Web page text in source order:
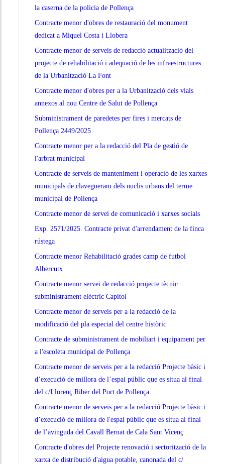
la caserna de la policia de Pollença
Contracte menor d'obres de restauració del monument
dedicat a Miquel Costa i Llobera
Contracte menor de serveis de redacció actualització del
projecte de rehabilitació i adequació de les infraestructures
de la Urbanització La Font
Contracte menor d'obres per a la Urbanització dels vials
annexos al nou Centre de Salut de Pollença
Subministrament de paredetes per fires i mercats de
Pollença 2449/2025
Contracte menor per a la redacció del Pla de gestió de
l'arbrat municipal
Contracte de serveis de manteniment i operació de les xarxes
municipals de clavegueram dels nuclis urbans del terme
municipal de Pollença
Contracte menor de servei de comunicació i xarxes socials
Exp. 2571/2025. Contracte privat d'arrendament de la finca
rústega
Contracte menor Rehabilitació grades camp de futbol
Albercutx
Contracte menor servei de redacció projecte tècnic
subministrament elèctric Capitol
Contracte menor de serveis per a la redacció de la
modificació del pla especial del centre històric
Contracte de subministrament de mobiliari i equipament per
a l'escoleta municipal de Pollença
Contracte menor de serveis per a la redacció Projecte bàsic i
d’execució de millora de l’espai públic que es situa al final
del c/Llorenç Riber del Port de Pollença.
Contracte menor de serveis per a la redacció Projecte bàsic i
d’execució de millora de l'espai públic que es situa al final
de l’avinguda del Cavall Bernat de Cala Sant Vicenç
Contracte d'obres del Projecte renovació i sectorització de la
xarxa de distribució d'aigua potable, canonada del c/